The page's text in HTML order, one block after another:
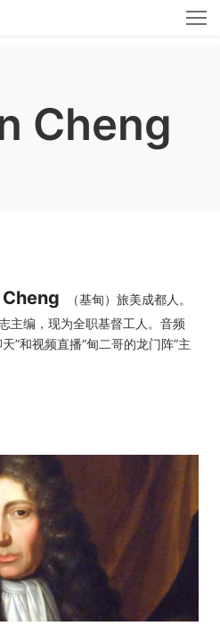
Cheng
（基甸）旅美成都人。
主编，现为全职基督工人。音频
”和视频直播“甸二哥的龙门阵”主